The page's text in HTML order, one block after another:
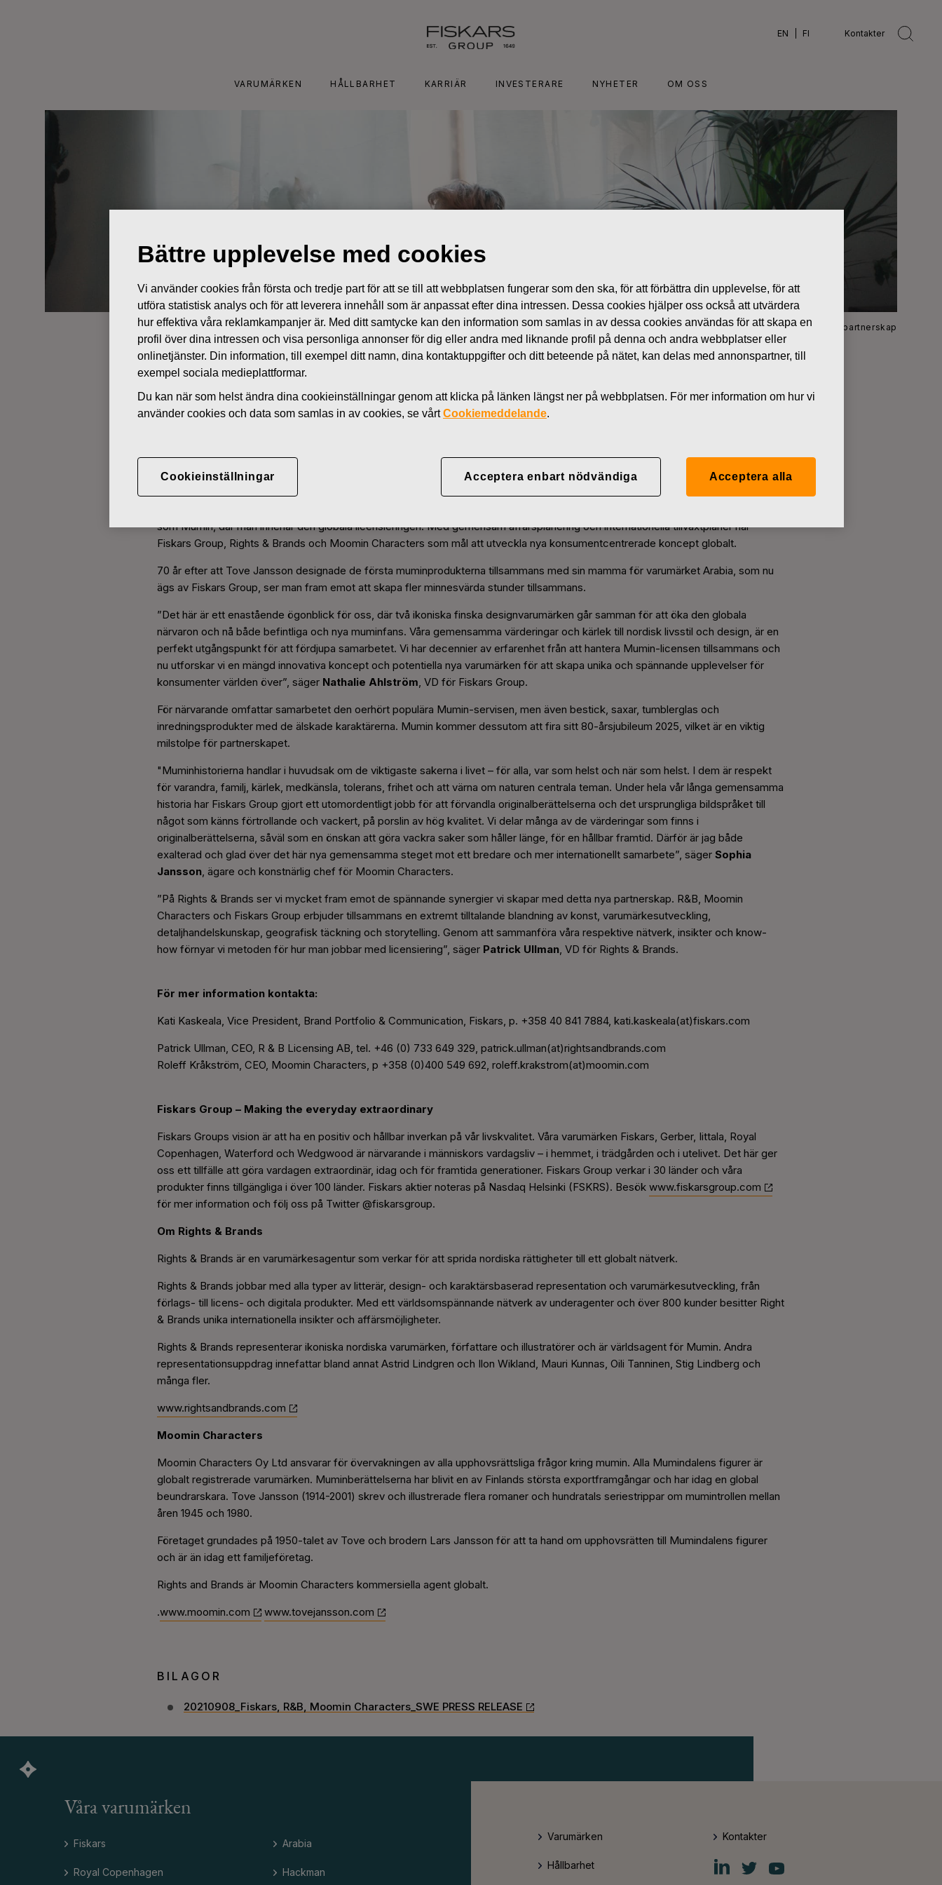
EN FI Kontakter
VARUMÄRKEN HÅLLBARHET KARRIÄR INVESTERARE NYHETER OM OSS
Nyheter Fiskars Group och Moomin Characters inleder en ny era av strategiskt partnerskap
VARUMÄRKEN
SEPTEMBER 8, 2021
Fiskars Group och Moomin Characters inleder en ny
era av strategiskt partnerskap
som Mumin, där man innehar den globala licensieringen. Med gemensam affärsplanering och internationella tillväxtplaner har
Fiskars Group, Rights & Brands och Moomin Characters som mål att utveckla nya konsumentcentrerade koncept globalt.
70 år efter att Tove Jansson designade de första muminprodukterna tillsammans med sin mamma för varumärket Arabia, som nu
ägs av Fiskars Group, ser man fram emot att skapa fler minnesvärda stunder tillsammans.
”Det här är ett enastående ögonblick för oss, där två ikoniska finska designvarumärken går samman för att öka den globala
närvaron och nå både befintliga och nya muminfans. Våra gemensamma värderingar och kärlek till nordisk livsstil och design, är en
perfekt utgångspunkt för att fördjupa samarbetet. Vi har decennier av erfarenhet från att hantera Mumin-licensen tillsammans och
nu utforskar vi en mängd innovativa koncept och potentiella nya varumärken för att skapa unika och spännande upplevelser för
konsumenter världen över”, säger Nathalie Ahlström , VD för Fiskars Group.
För närvarande omfattar samarbetet den oerhört populära Mumin-servisen, men även bestick, saxar, tumblerglas och
inredningsprodukter med de älskade karaktärerna. Mumin kommer dessutom att fira sitt 80-årsjubileum 2025, vilket är en viktig
milstolpe för partnerskapet.
"Muminhistorierna handlar i huvudsak om de viktigaste sakerna i livet – för alla, var som helst och när som helst. I dem är respekt
för varandra, familj, kärlek, medkänsla, tolerans, frihet och att värna om naturen centrala teman. Under hela vår långa gemensamma
historia har Fiskars Group gjort ett utomordentligt jobb för att förvandla originalberättelserna och det ursprungliga bildspråket till
något som känns förtrollande och vackert, på porslin av hög kvalitet. Vi delar många av de värderingar som finns i
originalberättelserna, såväl som en önskan att göra vackra saker som håller länge, för en hållbar framtid. Därför är jag både
exalterad och glad över det här nya gemensamma steget mot ett bredare och mer internationellt samarbete”, säger Sophia
Jansson , ägare och konstnärlig chef för Moomin Characters.
”På Rights & Brands ser vi mycket fram emot de spännande synergier vi skapar med detta nya partnerskap. R&B, Moomin
Characters och Fiskars Group erbjuder tillsammans en extremt tilltalande blandning av konst, varumärkesutveckling,
detaljhandelskunskap, geografisk täckning och storytelling. Genom att sammanföra våra respektive nätverk, insikter och know-
how förnyar vi metoden för hur man jobbar med licensiering”, säger Patrick Ullman , VD för Rights & Brands.
För mer information kontakta:
Kati Kaskeala, Vice President, Brand Portfolio & Communication, Fiskars, p. +358 40 841 7884, kati.kaskeala(at)fiskars.com
Patrick Ullman, CEO, R & B Licensing AB, tel. +46 (0) 733 649 329, patrick.ullman(at)rightsandbrands.com
Roleff Kråkström, CEO, Moomin Characters, p +358 (0)400 549 692, roleff.krakstrom(at)moomin.com
Fiskars Group – Making the everyday extraordinary
Fiskars Groups vision är att ha en positiv och hållbar inverkan på vår livskvalitet. Våra varumärken Fiskars, Gerber, Iittala, Royal
Copenhagen, Waterford och Wedgwood är närvarande i människors vardagsliv – i hemmet, i trädgården och i utelivet. Det här ger
oss ett tillfälle att göra vardagen extraordinär, idag och för framtida generationer. Fiskars Group verkar i 30 länder och våra
produkter finns tillgängliga i över 100 länder. Fiskars aktier noteras på Nasdaq Helsinki (FSKRS). Besök www.fiskarsgroup.com
för mer information och följ oss på Twitter @fiskarsgroup.
Om Rights & Brands
Rights & Brands är en varumärkesagentur som verkar för att sprida nordiska rättigheter till ett globalt nätverk.
Rights & Brands jobbar med alla typer av litterär, design- och karaktärsbaserad representation och varumärkesutveckling, från
förlags- till licens- och digitala produkter. Med ett världsomspännande nätverk av underagenter och över 800 kunder besitter Right
& Brands unika internationella insikter och affärsmöjligheter.
Rights & Brands representerar ikoniska nordiska varumärken, författare och illustratörer och är världsagent för Mumin. Andra
representationsuppdrag innefattar bland annat Astrid Lindgren och Ilon Wikland, Mauri Kunnas, Oili Tanninen, Stig Lindberg och
många fler.
www.rightsandbrands.com
Moomin Characters
Moomin Characters Oy Ltd ansvarar för övervakningen av alla upphovsrättsliga frågor kring mumin. Alla Mumindalens figurer är
globalt registrerade varumärken. Muminberättelserna har blivit en av Finlands största exportframgångar och har idag en global
beundrarskara. Tove Jansson (1914-2001) skrev och illustrerade flera romaner och hundratals seriestrippar om mumintrollen mellan
åren 1945 och 1980.
Företaget grundades på 1950-talet av Tove och brodern Lars Jansson för att ta hand om upphovsrätten till Mumindalens figurer
och är än idag ett familjeföretag.
Rights and Brands är Moomin Characters kommersiella agent globalt.
.www.moomin.com www.tovejansson.com
BILAGOR
20210908_Fiskars, R&B, Moomin Characters_SWE PRESS RELEASE
Våra varumärken
Fiskars
Royal Copenhagen
Arabia
Hackman
Varumärken
Hållbarhet
Kontakter
Fiskars
Group
Fiskars
Group
Fiskars
Group
Bättre upplevelse med cookies
Vi använder cookies från första och tredje part för att se till att webbplatsen fungerar som den ska, för att förbättra din upplevelse, för att
utföra statistisk analys och för att leverera innehåll som är anpassat efter dina intressen. Dessa cookies hjälper oss också att utvärdera
hur effektiva våra reklamkampanjer är. Med ditt samtycke kan den information som samlas in av dessa cookies användas för att skapa en
profil över dina intressen och visa personliga annonser för dig eller andra med liknande profil på denna och andra webbplatser eller
onlinetjänster. Din information, till exempel ditt namn, dina kontaktuppgifter och ditt beteende på nätet, kan delas med annonspartner, till
exempel sociala medieplattformar.
Du kan när som helst ändra dina cookieinställningar genom att klicka på länken längst ner på webbplatsen. För mer information om hur vi
använder cookies och data som samlas in av cookies, se vårtCookiemeddelande.
Cookieinställningar Acceptera enbart nödvändiga Acceptera alla